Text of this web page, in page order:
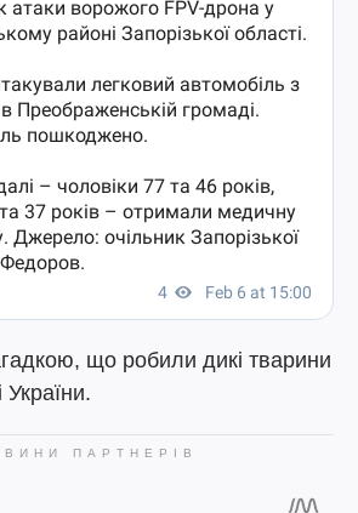
що робили дикі тварини
України.